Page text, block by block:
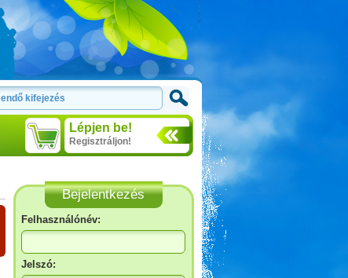
Lépjen be!
Regisztráljon!
Bejelentkezés
Felhasználónév:
Jelszó: